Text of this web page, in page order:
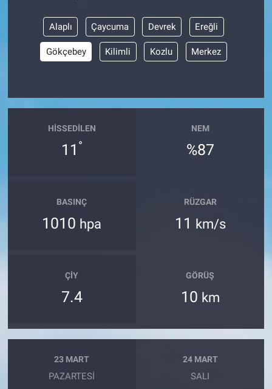
Alaplı Çaycuma Devrek Ereğli
Gökçebey Kilimli Kozlu Merkez
HISSEDILEN
11 °
NEM
%87
BASINÇ
1010 hpa
RÜZGAR
11 km/s
ÇIY
7.4
GÖRÜŞ
10 km
23 MART
PAZARTESI
24 MART
SALI
BİLİM VE TEKNOLOJİ
Güvenlik